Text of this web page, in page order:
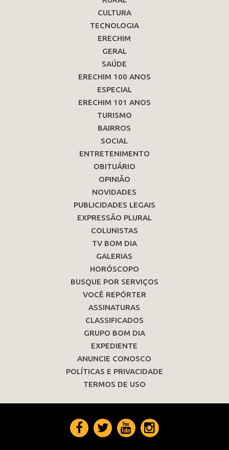
CULTURA
TECNOLOGIA
ERECHIM
GERAL
SAÚDE
ERECHIM 100 ANOS
ESPECIAL
ERECHIM 101 ANOS
TURISMO
BAIRROS
SOCIAL
ENTRETENIMENTO
OBITUÁRIO
OPINIÃO
NOVIDADES
PUBLICIDADES LEGAIS
EXPRESSÃO PLURAL
COLUNISTAS
TV BOM DIA
GALERIAS
HORÓSCOPO
BUSQUE POR SERVIÇOS
VOCÊ REPÓRTER
ASSINATURAS
CLASSIFICADOS
GRUPO BOM DIA
EXPEDIENTE
ANUNCIE CONOSCO
POLÍTICAS E PRIVACIDADE
TERMOS DE USO